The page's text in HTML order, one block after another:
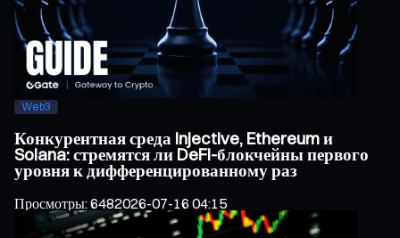
Web3
Конкурентная среда Injective, Ethereum и
Solana: стремятся ли DeFi-блокчейны первого
уровня к дифференцированному раз
Просмотры:6482026-07-16 04:15